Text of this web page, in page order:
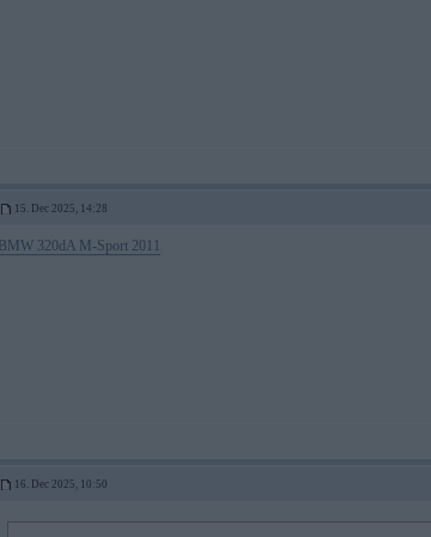
15. Dec 2025, 14:28
BMW 320dA M-Sport 2011
16. Dec 2025, 10:50